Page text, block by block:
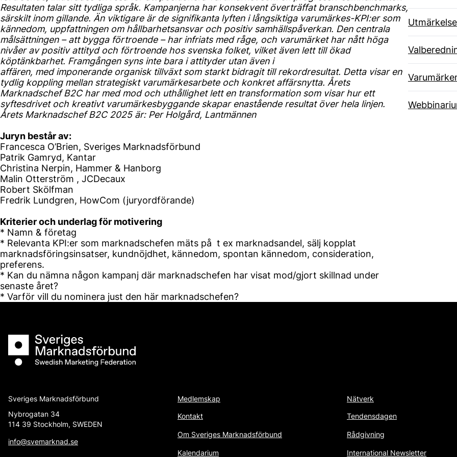
Resultaten talar sitt tydliga språk. Kampanjerna har konsekvent överträffat branschbenchmarks,
särskilt inom gillande. Än viktigare är de signifikanta lyften i långsiktiga varumärkes-KPI:er som
kännedom, uppfattningen om hållbarhetsansvar och positiv samhällspåverkan. Den centrala
målsättningen – att bygga förtroende – har infriats med råge, och varumärket har nått höga
nivåer av positiv attityd och förtroende hos svenska folket, vilket även lett till ökad
köptänkbarhet. Framgången syns inte bara i attityder utan även i
affären, med imponerande organisk tillväxt som starkt bidragit till rekordresultat. Detta visar en
tydlig koppling mellan strategiskt varumärkesarbete och konkret affärsnytta. Årets
Marknadschef B2C har med mod och uthållighet lett en transformation som visar hur ett
syftesdrivet och kreativt varumärkesbyggande skapar enastående resultat över hela linjen.
Årets Marknadschef B2C 2025 är: Per Holgård, Lantmännen
Juryn består av:
Francesca O’Brien, Sveriges Marknadsförbund
Patrik Gamryd, Kantar
Christina Nerpin, Hammer & Hanborg
Malin Otterström , JCDecaux
Robert Skölfman
Fredrik Lundgren, HowCom (juryordförande)
Kriterier och underlag för motivering
* Namn & företag
* Relevanta KPI:er som marknadschefen mäts på t ex marknadsandel, sälj kopplat
marknadsföringsinsatser, kundnöjdhet, kännedom, spontan kännedom, consideration,
preferens.
* Kan du nämna någon kampanj där marknadschefen har visat mod/gjort skillnad under
senaste året?
* Varför vill du nominera just den här marknadschefen?
Sveriges Marknadsförbund
Sveriges Marknadsförbund
Nybrogatan 34
114 39 Stockholm, SWEDEN
info@svemarknad.se
Medlemskap
Kontakt
Om Sveriges Marknadsförbund
Kalendarium
Nätverk
Tendensdagen
Rådgivning
International Newsletter